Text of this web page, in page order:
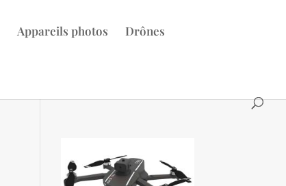
Appareils photos Drônes